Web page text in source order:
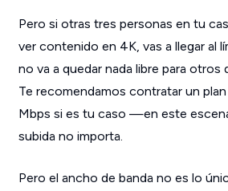
Pero si otras tres personas en tu
ver contenido en 4K, vas a llegar al
no va a quedar nada libre para otros
Te recomendamos contratar un
Mbps si es tu caso —en este
subida no importa.
Pero el ancho de banda no es lo